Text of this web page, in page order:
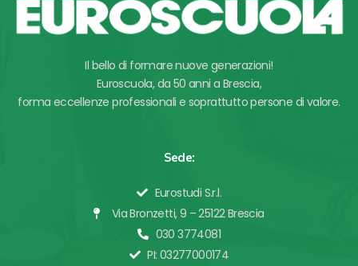
Il bello di formare nuove generazioni!
Euroscuola, da 50 anni a Brescia,
forma eccellenze professionali e soprattutto persone di valore.
Sede:
Eurostudi S.r.l.
Via Bronzetti, 9 – 25122 Brescia
030 3774081
PI: 03277000174